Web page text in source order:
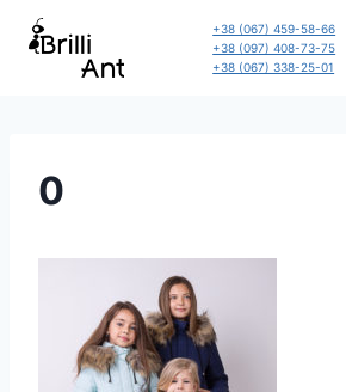
Перейти
+38 (067) 459-58-66
+38 (097) 408-73-75
+38 (067) 338-25-01
0